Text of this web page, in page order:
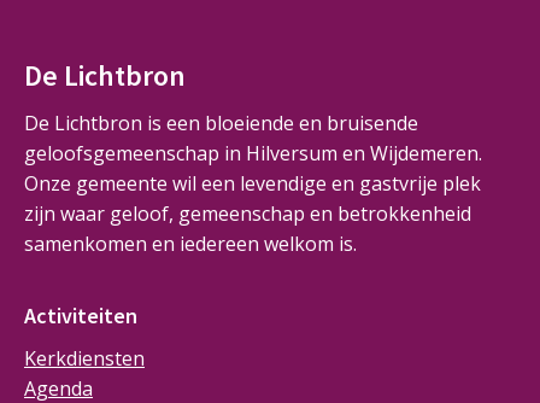
De Lichtbron
De Lichtbron is een bloeiende en bruisende
geloofsgemeenschap in Hilversum en Wijdemeren.
Onze gemeente wil een levendige en gastvrije plek
zijn waar geloof, gemeenschap en betrokkenheid
samenkomen en iedereen welkom is.
Activiteiten
Kerkdiensten
Agenda